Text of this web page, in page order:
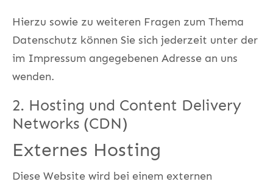
Hierzu sowie zu weiteren Fragen zum Thema
Datenschutz können Sie sich jederzeit unter der
im Impressum angegebenen Adresse an uns
wenden.
2. Hosting und Content Delivery
Networks (CDN)
Externes Hosting
Diese Website wird bei einem externen